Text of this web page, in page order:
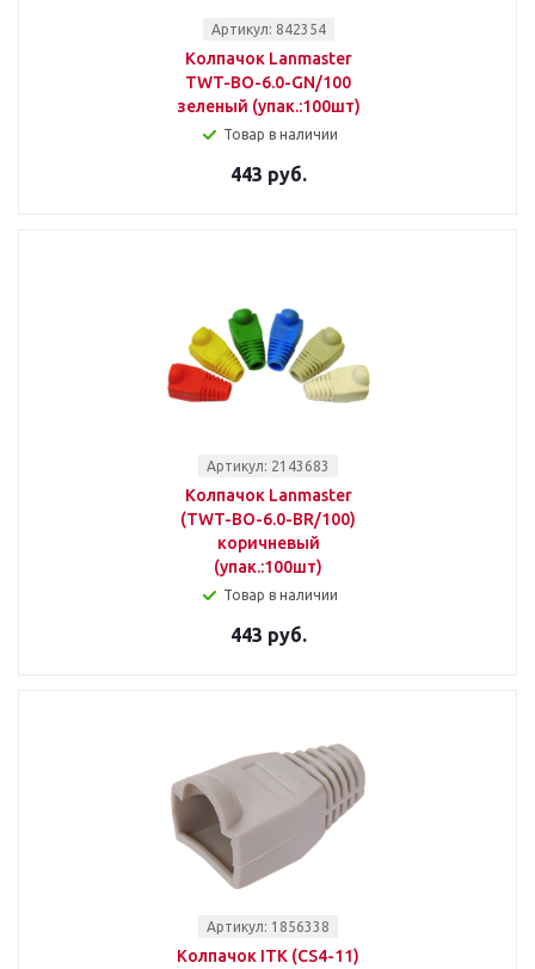
Артикул: 842354
Колпачок Lanmaster
TWT-BO-6.0-GN/100
зеленый (упак.:100шт)
Товар в наличии
443 руб.
Артикул: 2143683
Колпачок Lanmaster
(TWT-BO-6.0-BR/100)
коричневый
(упак.:100шт)
Товар в наличии
443 руб.
Артикул: 1856338
Колпачок ITK (CS4-11)